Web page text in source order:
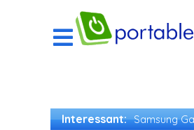
Interessant: Samsung